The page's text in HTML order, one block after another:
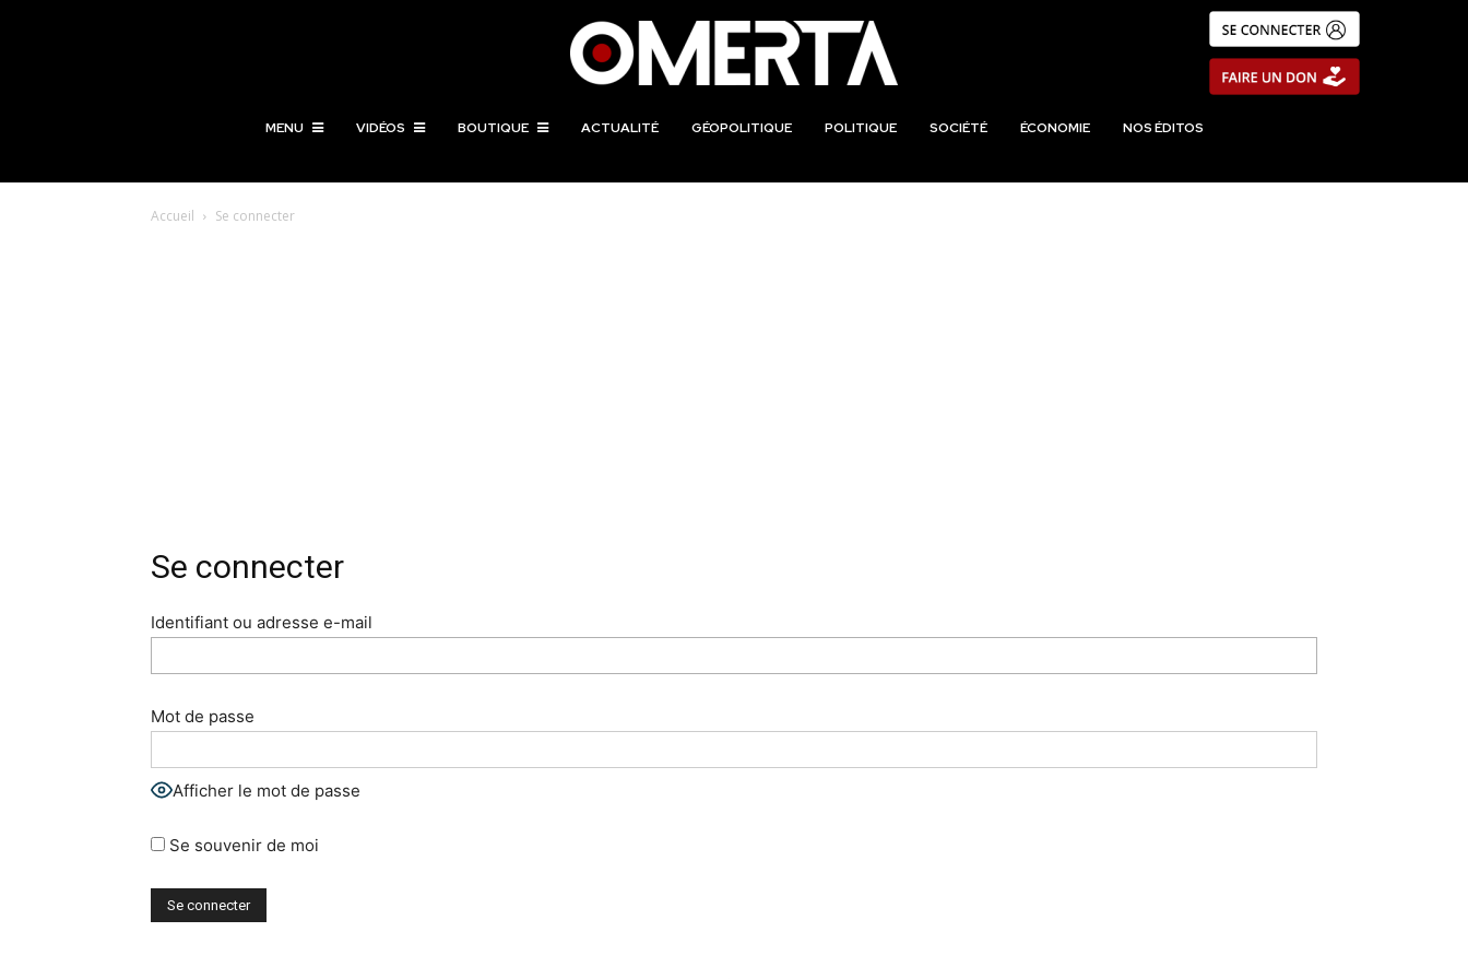
MENU VIDÉOS BOUTIQUE ACTUALITÉ GÉOPOLITIQUE POLITIQUE SOCIÉTÉ ÉCONOMIE NOS ÉDITOS
Accueil Se connecter
Se connecter
Identifiant ou adresse e-mail
Mot de passe
Afficher le mot de passe
Se souvenir de moi